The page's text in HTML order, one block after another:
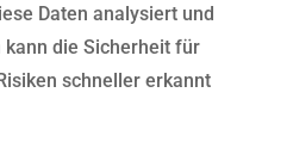
Daten analysiert und
die Sicherheit für
schneller erkannt